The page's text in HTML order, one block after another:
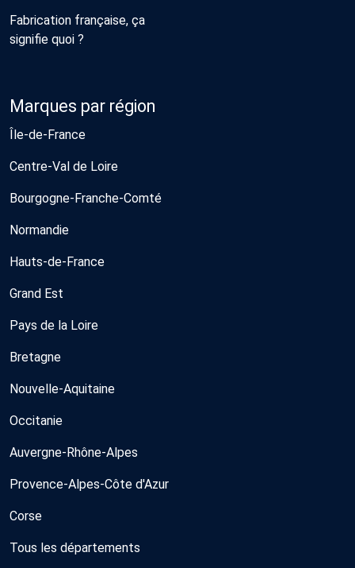
Fabrication française, ça
signifie quoi ?
Marques par région
Île-de-France
Centre-Val de Loire
Bourgogne-Franche-Comté
Normandie
Hauts-de-France
Grand Est
Pays de la Loire
Bretagne
Nouvelle-Aquitaine
Occitanie
Auvergne-Rhône-Alpes
Provence-Alpes-Côte d'Azur
Corse
Tous les départements